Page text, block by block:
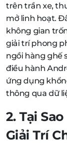
trên trần xe,
mở linh hoạt.
không gian
giải trí phong
ngồi hàng ghế
điều hành
ứng dụng
thông qua dữ
2. Tại
Giải Trí